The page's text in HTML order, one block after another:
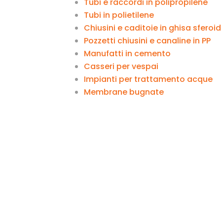
Tubi in polietilene
Chiusini e caditoie in ghisa
Pozzetti chiusini e canaline in PP
Manufatti in cemento
Casseri per vespai
Impianti per trattamento acque
Membrane bugnate